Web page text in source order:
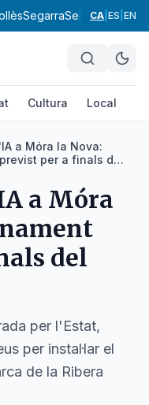
SegarraSegriàSelva
CA ES EN
Cultura Local
a Móra la Nova:
per a finals del
a Móra
del
per l'Estat,
per instal·lar el
de la Ribera